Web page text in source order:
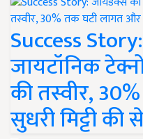
Success
जायटॉनिक
की तस्वीर,
सुधरी मिट्टी की